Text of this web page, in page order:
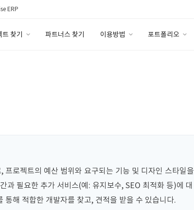
ERP
트 찾기 파트너스 찾기 이용방법 포트폴리오
프로젝트의 예산 범위와 요구되는 기능 및 디자인 스타일을
과 필요한 추가 서비스(예: 유지보수, SEO 최적화 등)에 대
통해 적합한 개발자를 찾고, 견적을 받을 수 있습니다.